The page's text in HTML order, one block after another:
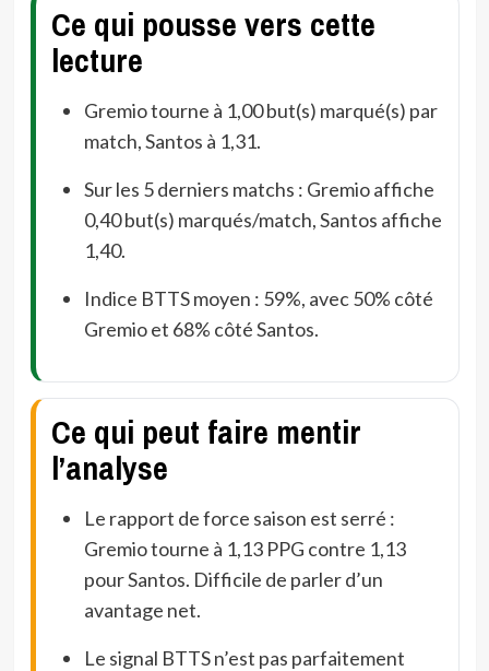
Ce qui pousse vers cette
lecture
Gremio tourne à 1,00 but(s) marqué(s) par
match, Santos à 1,31.
Sur les 5 derniers matchs : Gremio affiche
0,40 but(s) marqués/match, Santos affiche
1,40.
Indice BTTS moyen : 59%, avec 50% côté
Gremio et 68% côté Santos.
Ce qui peut faire mentir
l’analyse
Le rapport de force saison est serré :
Gremio tourne à 1,13 PPG contre 1,13
pour Santos. Difficile de parler d’un
avantage net.
Le signal BTTS n’est pas parfaitement